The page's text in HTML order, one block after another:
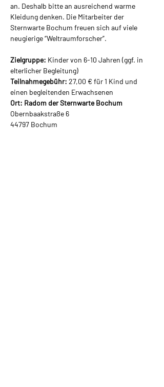
an. Deshalb bitte an ausreichend warme
Kleidung denken. Die Mitarbeiter der
Sternwarte Bochum freuen sich auf viele
neugierige “Weltraumforscher”.
Zielgruppe: Kinder von 6-10 Jahren (ggf. in
elterlicher Begleitung)
Teilnahmegebühr: 27,00 € für 1 Kind und
einen begleitenden Erwachsenen
Ort: Radom der Sternwarte Bochum
Obernbaakstraße 6
44797 Bochum